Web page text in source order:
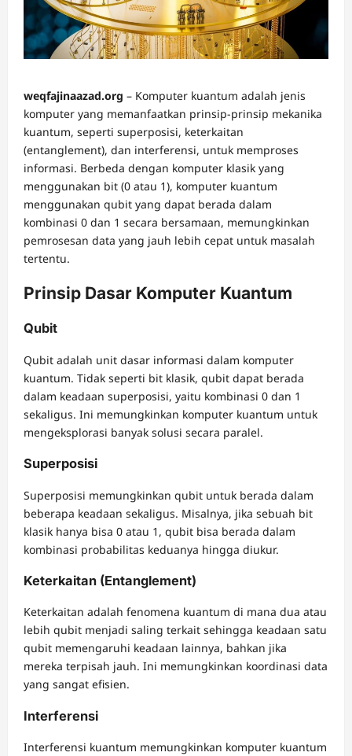
weqfajinaazad.org – Komputer kuantum adalah jenis
komputer yang memanfaatkan prinsip-prinsip mekanika
kuantum, seperti superposisi, keterkaitan
(entanglement), dan interferensi, untuk memproses
informasi. Berbeda dengan komputer klasik yang
menggunakan bit (0 atau 1), komputer kuantum
menggunakan qubit yang dapat berada dalam
kombinasi 0 dan 1 secara bersamaan, memungkinkan
pemrosesan data yang jauh lebih cepat untuk masalah
tertentu.
Prinsip Dasar Komputer Kuantum
Qubit
Qubit adalah unit dasar informasi dalam komputer
kuantum. Tidak seperti bit klasik, qubit dapat berada
dalam keadaan superposisi, yaitu kombinasi 0 dan 1
sekaligus. Ini memungkinkan komputer kuantum untuk
mengeksplorasi banyak solusi secara paralel.
Superposisi
Superposisi memungkinkan qubit untuk berada dalam
beberapa keadaan sekaligus. Misalnya, jika sebuah bit
klasik hanya bisa 0 atau 1, qubit bisa berada dalam
kombinasi probabilitas keduanya hingga diukur.
Keterkaitan (Entanglement)
Keterkaitan adalah fenomena kuantum di mana dua atau
lebih qubit menjadi saling terkait sehingga keadaan satu
qubit memengaruhi keadaan lainnya, bahkan jika
mereka terpisah jauh. Ini memungkinkan koordinasi data
yang sangat efisien.
Interferensi
Interferensi kuantum memungkinkan komputer kuantum